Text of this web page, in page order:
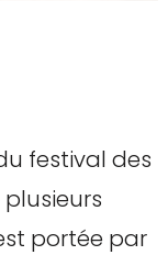
festival des
portée par